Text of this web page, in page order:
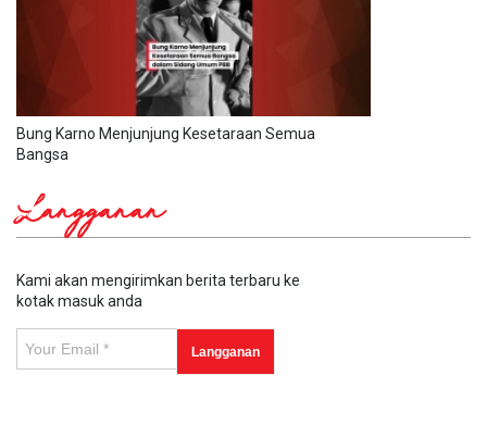
Bung Karno Menjunjung Kesetaraan Semua
Bangsa
Langganan
Kami akan mengirimkan berita terbaru ke
kotak masuk anda